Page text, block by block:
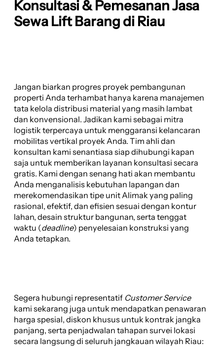
Konsultasi & Pemesanan Jasa
Sewa Lift Barang di Riau
Jangan biarkan progres proyek pembangunan
properti Anda terhambat hanya karena manajemen
tata kelola distribusi material yang masih lambat
dan konvensional. Jadikan kami sebagai mitra
logistik terpercaya untuk menggaransi kelancaran
mobilitas vertikal proyek Anda. Tim ahli dan
konsultan kami senantiasa siap dihubungi kapan
saja untuk memberikan layanan konsultasi secara
gratis. Kami dengan senang hati akan membantu
Anda menganalisis kebutuhan lapangan dan
merekomendasikan tipe unit Alimak yang paling
rasional, efektif, dan efisien sesuai dengan kontur
lahan, desain struktur bangunan, serta tenggat
waktu (deadline) penyelesaian konstruksi yang
Anda tetapkan.
Segera hubungi representatif Customer Service
kami sekarang juga untuk mendapatkan penawaran
harga spesial, diskon khusus untuk kontrak jangka
panjang, serta penjadwalan tahapan survei lokasi
secara langsung di seluruh jangkauan wilayah Riau: